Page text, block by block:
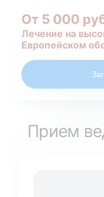
От 5 000
Лечение на
Европейском
Прием